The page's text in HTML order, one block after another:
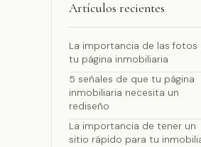
Artículos recientes
La importancia de las fotos
tu página inmobiliaria
5 señales de que tu página
inmobiliaria necesita un
rediseño
La importancia de tener un
sitio rápido para tu